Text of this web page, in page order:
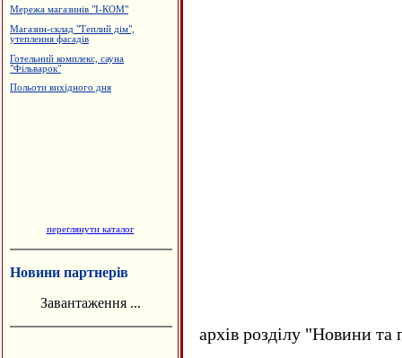
Готельний комплекс "Вербіж"
Салон-магазин "Меблі"
Салон-магазин "Coffe-inn"
переглянути каталог
Новини партнерів
Завантаження ...
архів розділу "Новини та